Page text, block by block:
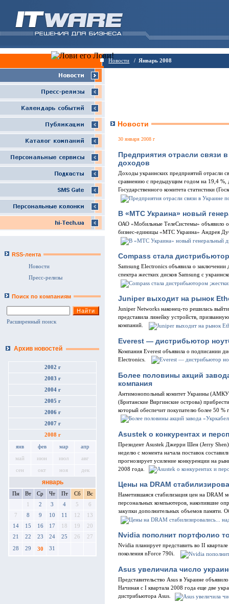
Новости / Январь 2008
RSS-лента
Новости
Пресс-релизы
Поиск по компаниям
Расширенный поиск
Архив новостей
2002 г
2003 г
2004 г
2005 г
2006 г
2007 г
2008 г
янв фев мар апр
май июн июл авг
сен окт ноя дек
январь
Пн Вт Ср Чт Пт Сб
Вс
1
2 3 4 5
6
7
8 9 10 11 12
13
14
15 16 17 18 19
20
21
22 23 24 25 26 27
28 29 30 31
Новости
30 января 2008 г
Предприятия отрасли связи
доходов
Доходы украинских предприятий отрасли
сравнению с предыдущим годом на 19,4 %,
Государственного комитета статистики
В «МТС Украина» новый
ОАО «Мобильные ТелеСистемы» объявило о
бизнес-единицы «МТС Украина» Андрея
Compass стала
Samsung Electronics объявила о заключении
спектра жестких дисков Samsung с
Juniper выходит на рынок
Juniper Networks наконец-то решилась
представила линейку устройств,
компаний.
Everest — дистрибьютор
Компания Everest объявила о подписании
Electronics.
Более половины акций
компания
Антимонопольный комитет Украины
(Британские Виргинские острова)
который обеспечит покупателю более 50
Asustek о конкурентах и
Президент Asustek Джерри Шен (Jerry
неделю с момента начала поставок
прогнозирует усиление конкуренции на
2008 года.
Цены на DRAM
Наметившаяся стабилизация цен на DRAM
персональных компьютеров, накопившие
закупки дополнительных объемов памяти.
Nvidia пополнит портфолио
Nvidia планирует представить во II
поколения nForce 790i.
Asus увеличила число
Представительство Asus в Украине
Начиная с I квартала 2008 года еще две
дистрибьютора Asus.